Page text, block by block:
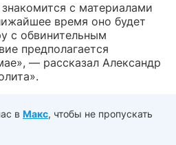
с материалами
время оно будет
с обвинительным
предполагается
— рассказал Александр
в Макс, чтобы не пропускать